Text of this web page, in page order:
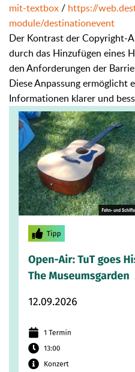
mit-textbox / https://
module/destinationevent
Der Kontrast der Copyright-
durch das Hinzufügen eines
den Anforderungen der
Diese Anpassung ermöglicht
Informationen klarer und